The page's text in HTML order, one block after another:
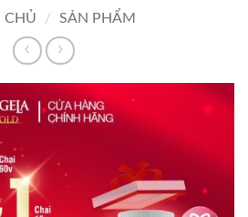
CHỦ / SẢN PHẨM